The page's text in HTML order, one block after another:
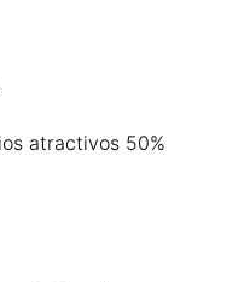
atractivos 50%